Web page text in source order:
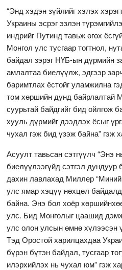
“Энд хэдэн зүйлийг хэлэх
Украины эсрэг эзлэн
индрийг Путинд тавьж өгөх
Монгол улс тусгаар тогтнол,
байдал зэрэг НҮБ-ын дүрмийн
амлалтаа биелүүлж, эдгээр
баримтлах ёстойг уламжилна
том хөршийн дунд байрлалтай
суурьтай байдгийг бид ойлгож
хууль дүрмийг дээдлэх ёсыг
чухал гэж бид үзэж байна” гэж
Асуулт тавьсан сэтгүүлч “Энэ
биелүүлээгүйд сэтгэл дундуур
дахин лавлахад Миллер
улс ямар хэцүү нөхцөл
байна. Энэ бол хоёр
улс. Бид Монголыг цаашид
улс олон улсын өмнө хүлээсэн
Тэд Оростой харилцахдаа
бүрэн бүтэн байдал, тусгаар
илэрхийлэх нь чухал юм” гэж